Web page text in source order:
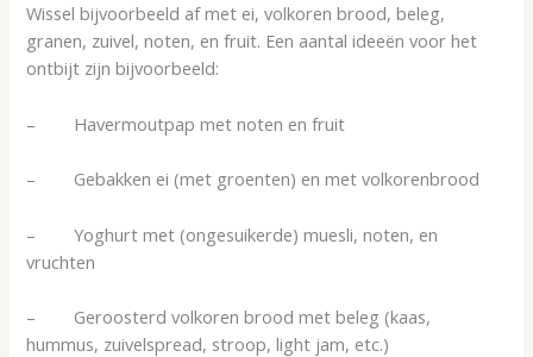
Wissel bijvoorbeeld af met ei, volkoren brood, beleg,
granen, zuivel, noten, en fruit. Een aantal ideeën voor het
ontbijt zijn bijvoorbeeld:
– Havermoutpap met noten en fruit
– Gebakken ei (met groenten) en met volkorenbrood
– Yoghurt met (ongesuikerde) muesli, noten, en
vruchten
– Geroosterd volkoren brood met beleg (kaas,
hummus, zuivelspread, stroop, light jam, etc.)